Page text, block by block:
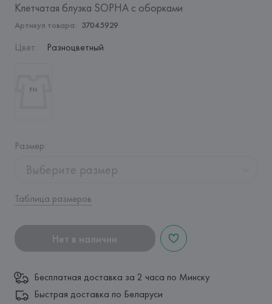
Клетчатая блузка SOPHA с оборками
Артикул товара: 37045929
Цвет: Разноцветный
Размер:
Выберите размер
Таблица размеров
Нет в наличии
Бесплатная доставка за 2 часа по Минску
Быстрая доставка по Беларуси